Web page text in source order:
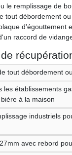
le remplissage de
tout débordement
d'égouttement
raccord de
tout débordement
établissements
à la maison
industriels
avec rebord